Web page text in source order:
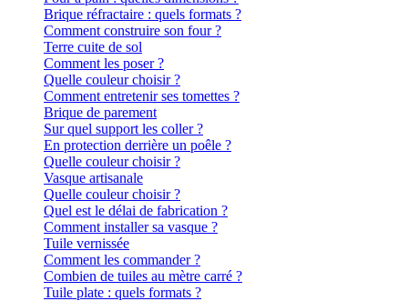
Brique réfractaire : quels formats ?
Comment construire son four ?
Terre cuite de sol
Comment les poser ?
Quelle couleur choisir ?
Comment entretenir ses tomettes ?
Brique de parement
Sur quel support les coller ?
En protection derrière un poêle ?
Quelle couleur choisir ?
Vasque artisanale
Quelle couleur choisir ?
Quel est le délai de fabrication ?
Comment installer sa vasque ?
Tuile vernissée
Comment les commander ?
Combien de tuiles au mètre carré ?
Tuile plate : quels formats ?